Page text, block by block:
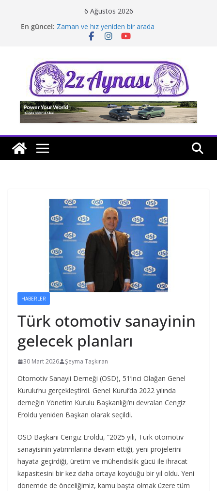
6 Ağustos 2026
En güncel: Zaman ve hız yeniden bir arada
Borusan Next Bodrum’da açıldı
Tatil rotasında test sürüşü
HABERLER
Türk otomotiv sanayinin
gelecek planları
30 Mart 2026 Şeyma Taşkıran
Otomotiv Sanayii Derneği (OSD), 51’inci Olağan Genel
Kurulu’nu gerçekleştirdi. Genel Kurul’da 2022 yılında
derneğin Yönetim Kurulu Başkanlığı’nı devralan Cengiz
Eroldu yeniden Başkan olarak seçildi.
OSD Başkanı Cengiz Eroldu, “2025 yılı, Türk otomotiv
sanayisinin yatırımlarına devam ettiği, yeni projelerini
hayata geçirdiği, üretim ve mühendislik gücü ile ihracat
kapasitesini bir kez daha ortaya koyduğu bir yıl oldu. Yeni
dönemde de önceliğimiz, kamu başta olmak üzere tüm